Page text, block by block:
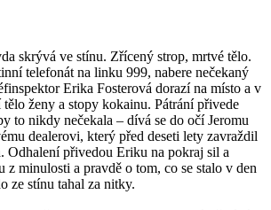
skrývá ve stínu. Zřícený strop, mrtvé tělo.
telefonát na linku 999, nabere nečekaný
Erika Fosterová dorazí na místo a v
ženy a stopy kokainu. Pátrání přivede
to nikdy nečekala – dívá se do očí Jeromu
dealerovi, který před deseti lety zavraždil
Odhalení přivedou Eriku na pokraj sil a
z minulosti a pravdě o tom, co se stalo v den
ze stínu tahal za nitky.